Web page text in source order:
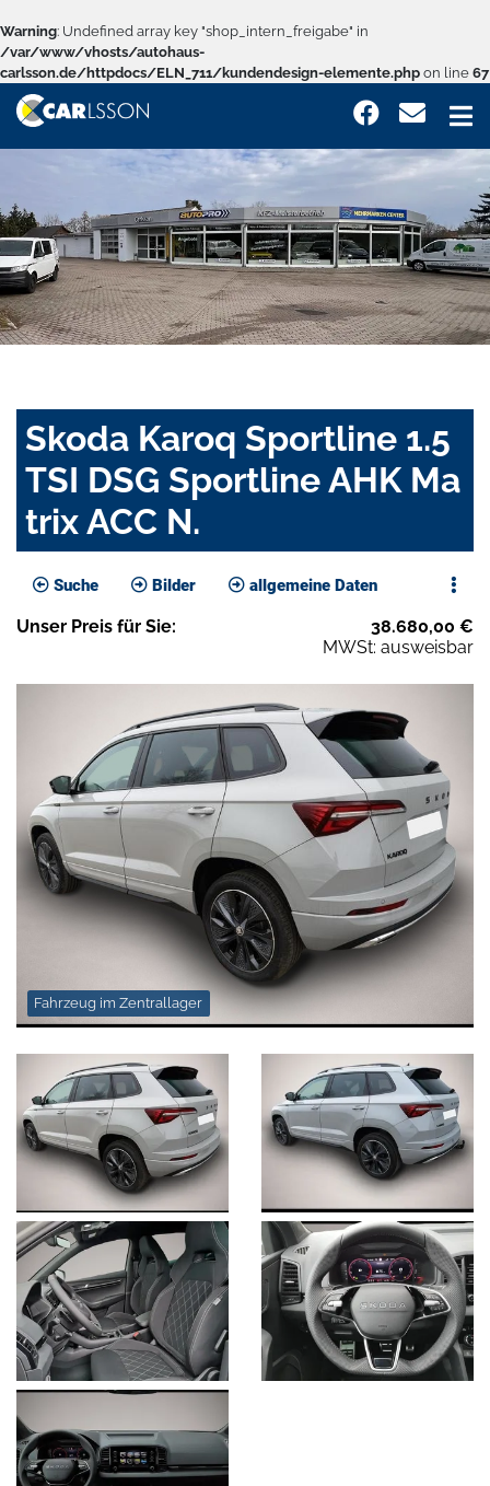
Warning: Undefined array key "shop_intern_freigabe" in
/var/www/vhosts/autohaus-
carlsson.de/httpdocs/ELN_711/kundendesign-elemente.php on line 67
Skoda Karoq Sportline 1.5
TSI DSG Sportline AHK Ma
trix ACC N.
Suche Bilder allgemeine Daten
Unser Preis für Sie: 38.680,00 €
MWSt: ausweisbar
Fahrzeug im Zentrallager